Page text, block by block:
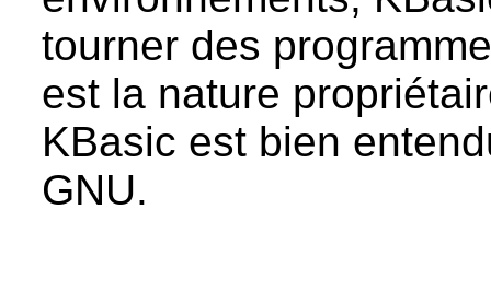
tourner des
est la nature
KBasic est bien
GNU.